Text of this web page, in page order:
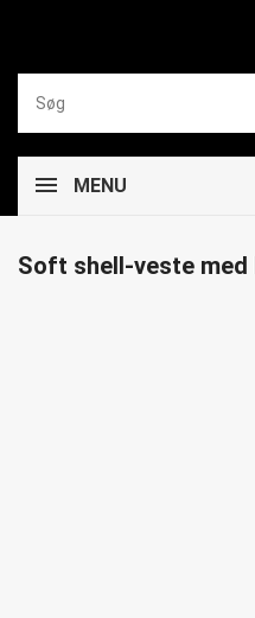
MENU
Soft shell-veste med